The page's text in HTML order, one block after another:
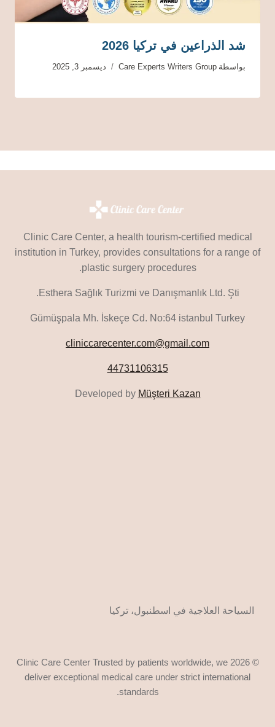
شد الذراعين في تركيا 2026
بواسطة Care Experts Writers Group ديسمبر 3, 2025
Clinic Care Center, a health tourism-certified medical
institution in Turkey, provides consultations for a range of
plastic surgery procedures.
Esthera Sağlık Turizmi ve Danışmanlık Ltd. Şti.
Gümüşpala Mh. İskeçe Cd. No:64 istanbul Turkey
cliniccarecenter.com@gmail.com
44731106315
Developed by Müşteri Kazan
السياحة العلاجية في اسطنبول، تركيا
© 2026 Clinic Care Center Trusted by patients worldwide, we
deliver exceptional medical care under strict international
standards.